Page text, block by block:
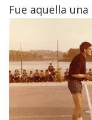
Fue aquella